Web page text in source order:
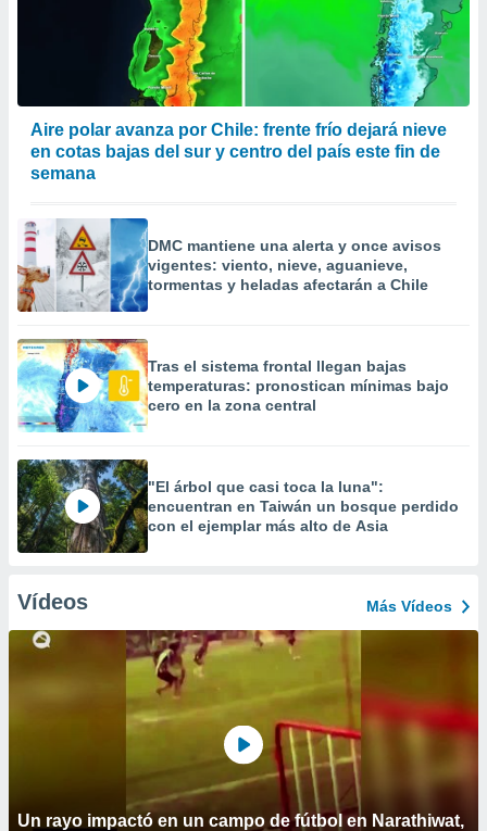
Aire polar avanza por Chile: frente frío dejará nieve
en cotas bajas del sur y centro del país este fin de
semana
DMC mantiene una alerta y once avisos
vigentes: viento, nieve, aguanieve,
tormentas y heladas afectarán a Chile
Tras el sistema frontal llegan bajas
temperaturas: pronostican mínimas bajo
cero en la zona central
"El árbol que casi toca la luna":
encuentran en Taiwán un bosque perdido
con el ejemplar más alto de Asia
Vídeos Más Vídeos
Un rayo impactó en un campo de fútbol en Narathiwat,